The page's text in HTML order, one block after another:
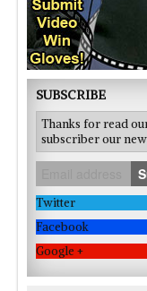
SUBSCRIBE
Thanks for read
subscriber our
Twitter
Facebook
Google +